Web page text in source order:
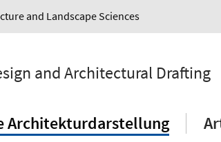
and Landscape Sciences
and Architectural Drafting
Architekturdarstellung